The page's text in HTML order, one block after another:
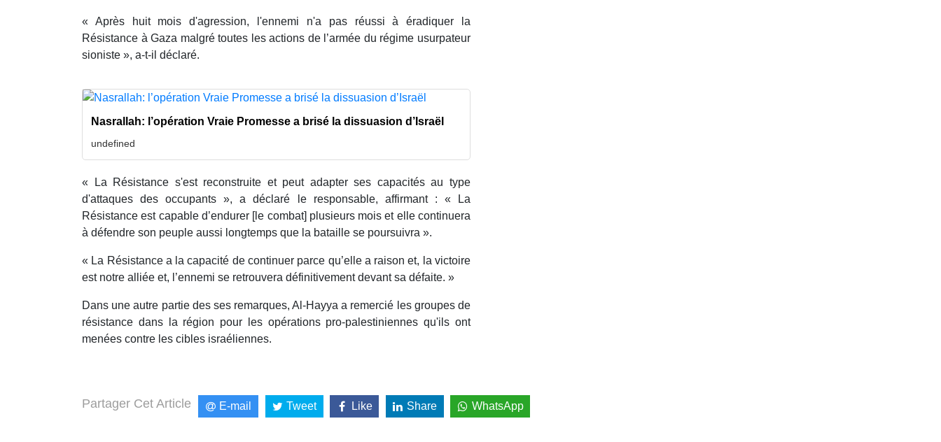
« Après huit mois d'agression, l'ennemi n'a pas réussi à éradiquer la
Résistance à Gaza malgré toutes les actions de l’armée du régime usurpateur
sioniste », a-t-il déclaré.
Nasrallah: l’opération Vraie Promesse a brisé la dissuasion d’Israël
undefined
« La Résistance s'est reconstruite et peut adapter ses capacités au type
d'attaques des occupants », a déclaré le responsable, affirmant : « La
Résistance est capable d’endurer [le combat] plusieurs mois et elle continuera
à défendre son peuple aussi longtemps que la bataille se poursuivra ».
« La Résistance a la capacité de continuer parce qu’elle a raison et, la victoire
est notre alliée et, l’ennemi se retrouvera définitivement devant sa défaite. »
Dans une autre partie des ses remarques, Al-Hayya a remercié les groupes de
résistance dans la région pour les opérations pro-palestiniennes qu'ils ont
menées contre les cibles israéliennes.
Partager Cet Article E-mail Tweet Like Share WhatsApp